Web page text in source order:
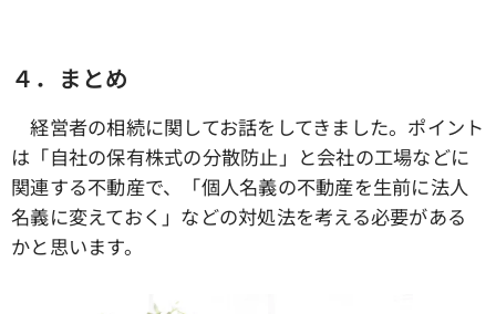
４．まとめ
経営者の相続に関してお話をしてきました。ポイント
は「自社の保有株式の分散防止」と会社の工場などに
関連する不動産で、「個人名義の不動産を生前に法人
名義に変えておく」などの対処法を考える必要がある
かと思います。